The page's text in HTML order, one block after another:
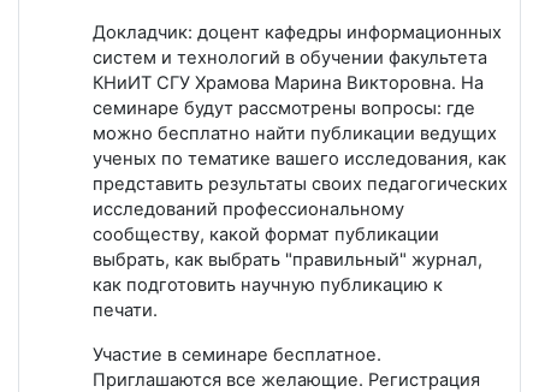
Докладчик: доцент кафедры информационных
систем и технологий в обучении факультета
КНиИТ СГУ Храмова Марина Викторовна. На
семинаре будут рассмотрены вопросы: где
можно бесплатно найти публикации ведущих
ученых по тематике вашего исследования, как
представить результаты своих педагогических
исследований профессиональному
сообществу, какой формат публикации
выбрать, как выбрать "правильный" журнал,
как подготовить научную публикацию к
печати.
Участие в семинаре бесплатное.
Приглашаются все желающие. Регистрация